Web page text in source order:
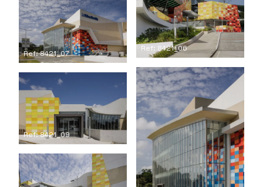
Ref: 8421_06
Ref: 8421_07
Ref: 8421_09